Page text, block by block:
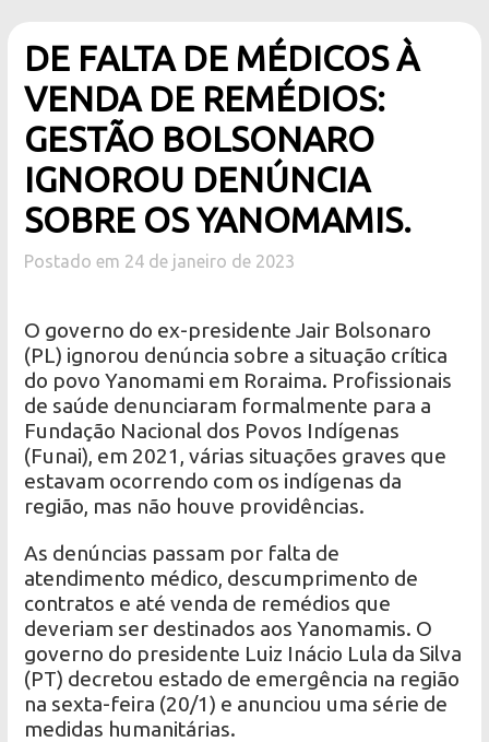
DE FALTA DE MÉDICOS À
VENDA DE REMÉDIOS:
GESTÃO BOLSONARO
IGNOROU DENÚNCIA
SOBRE OS YANOMAMIS.
Postado em 24 de janeiro de 2023
O governo do ex-presidente Jair Bolsonaro
(PL) ignorou denúncia sobre a situação crítica
do povo Yanomami em Roraima. Profissionais
de saúde denunciaram formalmente para a
Fundação Nacional dos Povos Indígenas
(Funai), em 2021, várias situações graves que
estavam ocorrendo com os indígenas da
região, mas não houve providências.
As denúncias passam por falta de
atendimento médico, descumprimento de
contratos e até venda de remédios que
deveriam ser destinados aos Yanomamis. O
governo do presidente Luiz Inácio Lula da Silva
(PT) decretou estado de emergência na região
na sexta-feira (20/1) e anunciou uma série de
medidas humanitárias.